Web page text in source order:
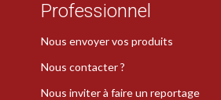
Professionnel
Nous envoyer vos produits
Nous contacter ?
Nous inviter à faire un reportage